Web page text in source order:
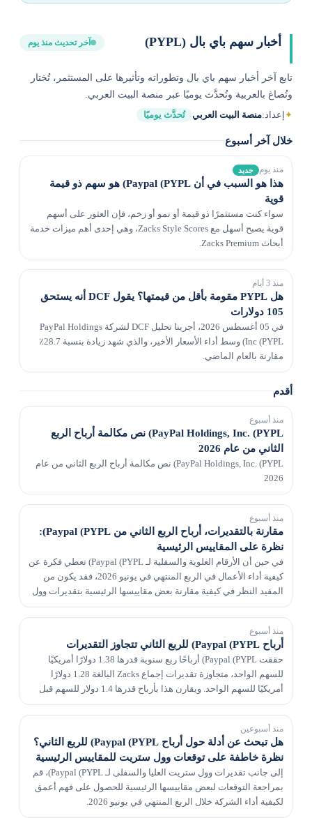
أخبار سهم باي بال (PYPL) آخر تحديث منذ يوم
تابع آخر أخبار سهم باي بال وتطوراته وتأثيرها على المستثمر، تُختار
وتُصاغ بالعربية وتُحدَّث يوميًا عبر منصة البيت العربي.
✦إعداد: منصة البيت العربي تُحدَّث يوميًا
خلال آخر أسبوع
منذ يوم جديد
هذا هو السبب في أن Paypal (PYPL) هو سهم ذو قيمة
قوية
سواء كنت مستثمرًا ذو قيمة أو نمو أو زخم، فإن العثور على أسهم
قوية يصبح أسهل مع Zacks Style Scores، وهي إحدى أهم ميزات خدمة
أبحاث Zacks Premium.
منذ 3 أيام
هل PYPL مقومة بأقل من قيمتها؟ يقول DCF أنه يستحق
105 دولارات
في 05 أغسطس 2026، أجرينا تحليل DCF لشركة PayPal Holdings
Inc (PYPL) وسط أداء الأسعار الأخير، والذي شهد زيادة بنسبة 28.7٪
مقارنة بالعام الماضي.
أقدم
منذ أسبوع
PayPal Holdings, Inc. (PYPL) نص مكالمة أرباح الربع
الثاني من عام 2026
PayPal Holdings, Inc. (PYPL) نص مكالمة أرباح الربع الثاني من عام
2026
منذ أسبوع
مقارنة بالتقديرات، أرباح الربع الثاني من Paypal (PYPL):
نظرة على المقاييس الرئيسية
في حين أن الأرقام العلوية والسفلية لـ Paypal (PYPL) تعطي فكرة عن
كيفية أداء الأعمال في الربع المنتهي في يونيو 2026، فقد يكون من
المفيد النظر في كيفية مقارنة بعض مقاييسها الرئيسية بتقديرات وول
منذ أسبوع
أرباح Paypal (PYPL) للربع الثاني تتجاوز التقديرات
حققت Paypal (PYPL) أرباحًا ربع سنوية قدرها 1.38 دولارًا أمريكيًا
للسهم الواحد، متجاوزة تقديرات إجماع Zacks البالغة 1.28 دولارًا
أمريكيًا للسهم الواحد. ويقارن هذا بأرباح قدرها 1.4 دولار للسهم قبل
منذ أسبوعين
هل تبحث عن أدلة حول أرباح Paypal (PYPL) للربع الثاني؟
نظرة خاطفة على توقعات وول ستريت للمقاييس الرئيسية
إلى جانب تقديرات وول ستريت العليا والسفلى لـ Paypal (PYPL)، قم
بمراجعة التوقعات لبعض مقاييسها الرئيسية للحصول على فهم أعمق
لكيفية أداء الشركة خلال الربع المنتهي في يونيو 2026.